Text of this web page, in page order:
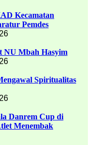
Kecamatan
Pemdes
NU Mbah Hasyim
Spiritualitas
Danrem Cup di
Menembak